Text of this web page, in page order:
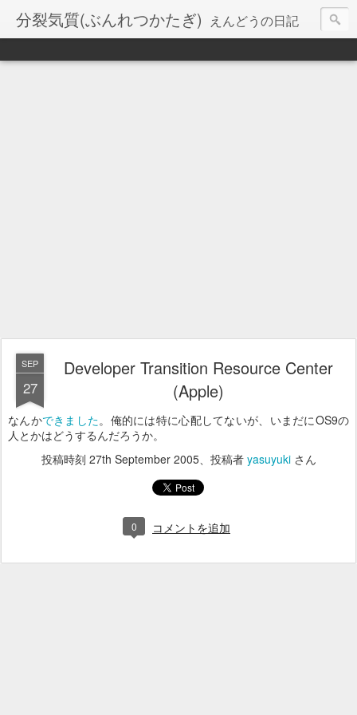
分裂気質(ぶんれつかたぎ) えんどうの日記
SEP
27
Developer Transition Resource Center
(Apple)
なんかできました。俺的には特に心配してないが、いまだにOS9の
人とかはどうするんだろうか。
投稿時刻 27th September 2005、投稿者 yasuyukiさん
0 コメントを追加